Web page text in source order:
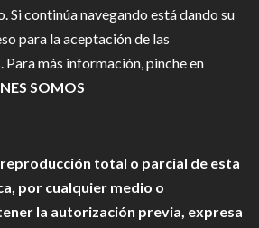
Si continúa navegando está dando su
para la aceptación de las
Para más información, pinche en
SOMOS
total o parcial de esta
por cualquier medio o
la autorización previa, expresa